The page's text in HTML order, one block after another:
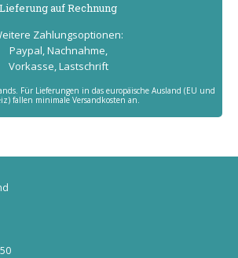
Lieferung auf Rechnung
Zahlungs­optionen:
Paypal, Nachnahme,
Vorkasse, Lastschrift
Für Lieferungen in das europäische Ausland (EU und
fallen minimale Versandkosten an.